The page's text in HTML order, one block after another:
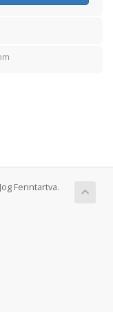
Fenntartva.